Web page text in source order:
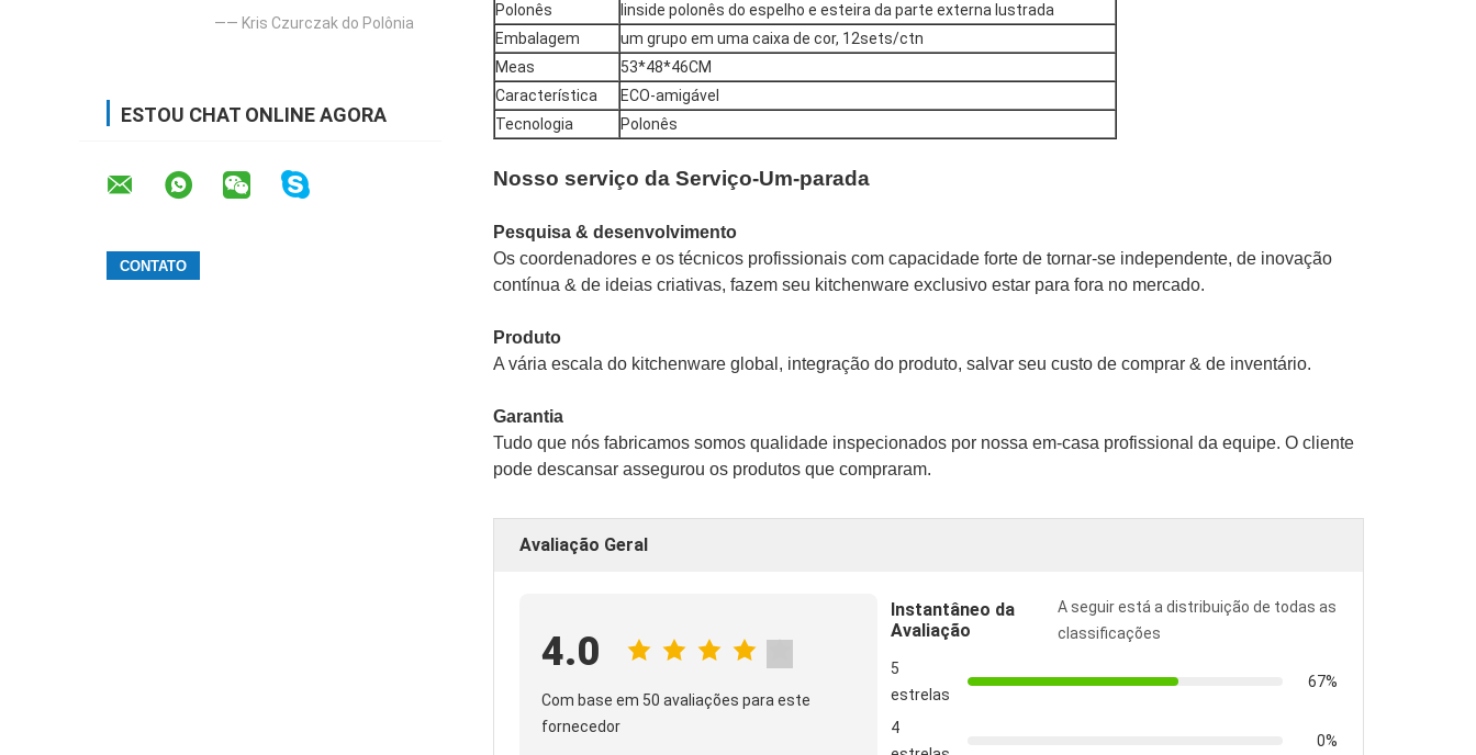
—— Kris Czurczak do Polônia
ESTOU CHAT ONLINE AGORA
Polonês
Iinside polonês do espelho e esteira da parte externa lustrada
Embalagem
um grupo em uma caixa de cor, 12sets/ctn
Meas
53*48*46CM
Característica
ECO-amigável
Tecnologia
Polonês
Nosso serviço da Serviço-Um-parada
Pesquisa & desenvolvimento
Os coordenadores e os técnicos profissionais com capacidade forte de tornar-se independente, de inovação
contínua & de ideias criativas, fazem seu kitchenware exclusivo estar para fora no mercado.
Produto
A vária escala do kitchenware global, integração do produto, salvar seu custo de comprar & de inventário.
Garantia
Tudo que nós fabricamos somos qualidade inspecionados por nossa em-casa profissional da equipe. O cliente
pode descansar assegurou os produtos que compraram.
Avaliação Geral
4.0
Com base em 50 avaliações para este
fornecedor
Instantâneo da
Avaliação
A seguir está a distribuição de todas as
classificações
5
estrelas
67%
4
0%